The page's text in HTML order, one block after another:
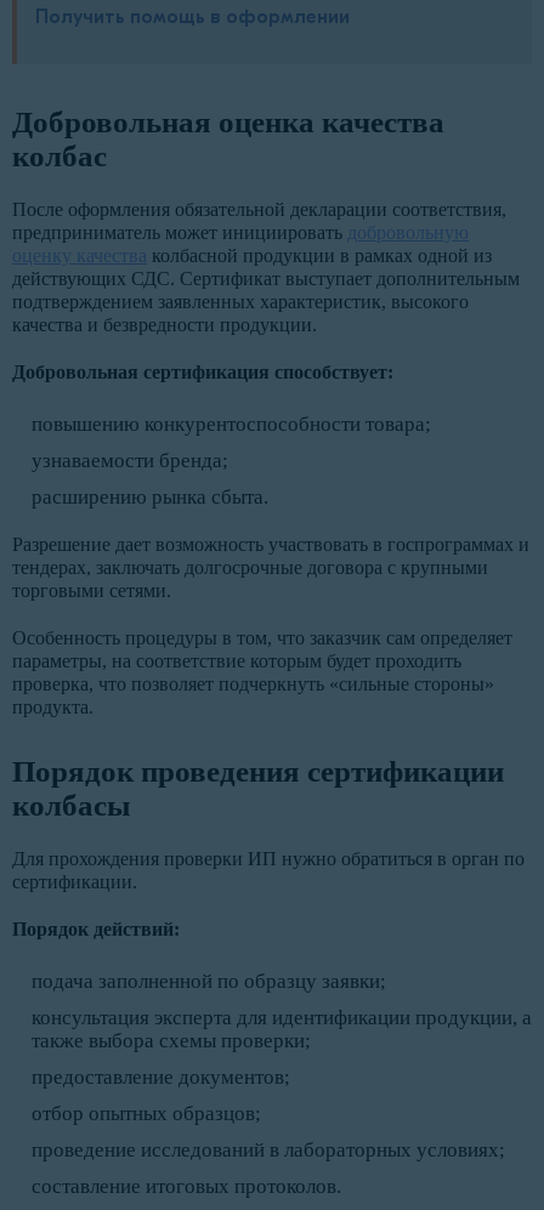
Получить помощь в оформлении
Добровольная оценка качества
колбас
После оформления обязательной декларации соответствия,
предприниматель может инициировать добровольную
оценку качества колбасной продукции в рамках одной из
действующих СДС. Сертификат выступает дополнительным
подтверждением заявленных характеристик, высокого
качества и безвредности продукции.
Добровольная сертификация способствует:
повышению конкурентоспособности товара;
узнаваемости бренда;
расширению рынка сбыта.
Разрешение дает возможность участвовать в госпрограммах и
тендерах, заключать долгосрочные договора с крупными
торговыми сетями.
Особенность процедуры в том, что заказчик сам определяет
параметры, на соответствие которым будет проходить
проверка, что позволяет подчеркнуть «сильные стороны»
продукта.
Порядок проведения сертификации
колбасы
Для прохождения проверки ИП нужно обратиться в орган по
сертификации.
Порядок действий:
подача заполненной по образцу заявки;
консультация эксперта для идентификации продукции, а
также выбора схемы проверки;
предоставление документов;
отбор опытных образцов;
проведение исследований в лабораторных условиях;
составление итоговых протоколов.